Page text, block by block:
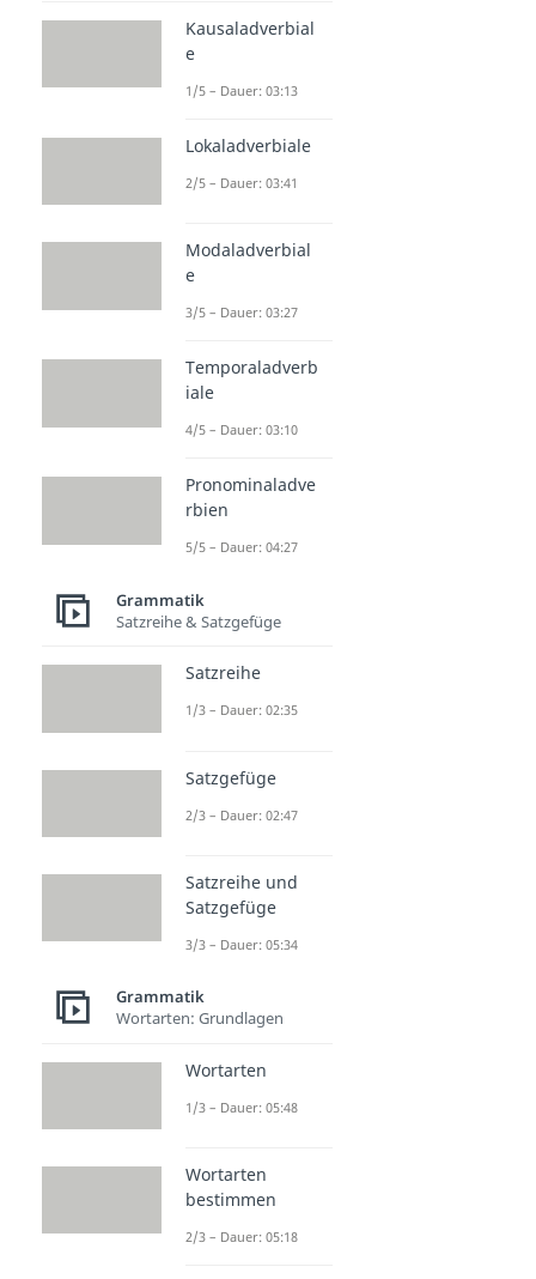
Kausaladverbial
e
1/5 – Dauer: 03:13
Lokaladverbiale
2/5 – Dauer: 03:41
Modaladverbial
e
3/5 – Dauer: 03:27
Temporaladverb
iale
4/5 – Dauer: 03:10
Pronominaladve
rbien
5/5 – Dauer: 04:27
Grammatik
Satzreihe & Satzgefüge
Satzreihe
1/3 – Dauer: 02:35
Satzgefüge
2/3 – Dauer: 02:47
Satzreihe und
Satzgefüge
3/3 – Dauer: 05:34
Grammatik
Wortarten: Grundlagen
Wortarten
1/3 – Dauer: 05:48
Wortarten
bestimmen
2/3 – Dauer: 05:18